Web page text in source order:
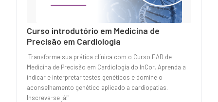
Curso introdutório em Medicina de
Precisão em Cardiologia
"Transforme sua prática clínica com o Curso EAD de
Medicina de Precisão em Cardiologia do InCor. Aprenda a
indicar e interpretar testes genéticos e domine o
aconselhamento genético aplicado a cardiopatias.
Inscreva-se já!"